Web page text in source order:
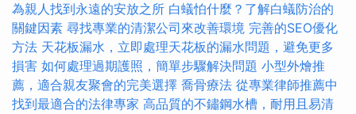
為親人找到永遠的安放之所 白蟻怕什麼？了解白蟻防治的
關鍵因素 尋找專業的清潔公司來改善環境 完善的SEO優化
方法 天花板漏水，立即處理天花板的漏水問題，避免更多
損害 如何處理過期護照，簡單步驟解決問題 小型外燴推
薦，適合親友聚會的完美選擇 喬骨療法 從專業律師推薦中
找到最適合的法律專家 高品質的不鏽鋼水槽，耐用且易清